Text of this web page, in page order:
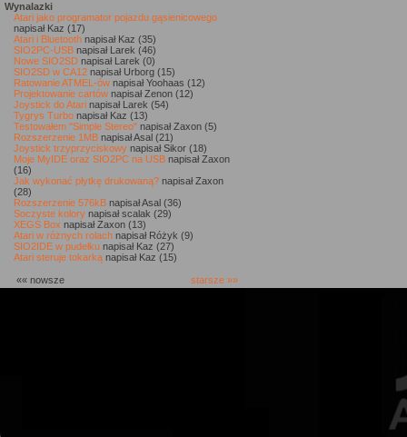
Wynalazki
Atari jako programator pojazdu gąsienicowego
napisał Kaz (17)
Atari i Bluetooth napisał Kaz (35)
SIO2PC-USB napisał Larek (46)
Nowe SIO2SD napisał Larek (0)
SIO2SD w CA12 napisał Urborg (15)
Ratowanie ATMEL-ów napisał Yoohaas (12)
Projektowanie cartów napisał Zenon (12)
Joystick do Atari napisał Larek (54)
Tygrys Turbo napisał Kaz (13)
Testowałem "Simple Stereo" napisał Zaxon (5)
Rozszerzenie 1MB napisał Asal (21)
Joystick trzyprzyciskowy napisał Sikor (18)
Moje MyIDE oraz SIO2PC na USB napisał Zaxon
(16)
Jak wykonać płytkę drukowaną? napisał Zaxon
(28)
Rozszerzenie 576kB napisał Asal (36)
Soczyste kolory napisał scalak (29)
XEGS Box napisał Zaxon (13)
Atari w różnych rolach napisał Różyk (9)
SIO2IDE w pudełku napisał Kaz (27)
Atari steruje tokarką napisał Kaz (15)
«« nowsze starsze »»